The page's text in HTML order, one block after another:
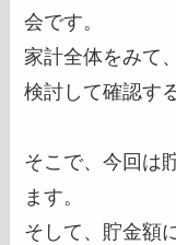
会です。
家計全体をみて
検討して確認す
そこで、今回は
ます。
そして、貯金額